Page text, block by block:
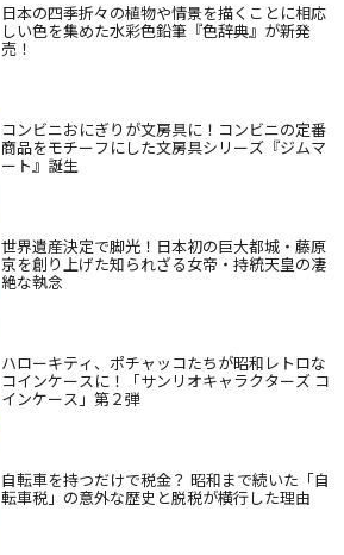
日本の四季折々の植物や情景を描くことに相応
しい色を集めた水彩色鉛筆『色辞典』が新発
売！
コンビニおにぎりが文房具に！コンビニの定番
商品をモチーフにした文房具シリーズ『ジムマ
ート』誕生
世界遺産決定で脚光！日本初の巨大都城・藤原
京を創り上げた知られざる女帝・持統天皇の凄
絶な執念
ハローキティ、ポチャッコたちが昭和レトロな
コインケースに！「サンリオキャラクターズ コ
インケース」第２弾
自転車を持つだけで税金？ 昭和まで続いた「自
転車税」の意外な歴史と脱税が横行した理由